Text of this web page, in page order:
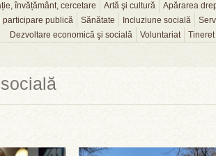
învățământ, cercetare Artă şi cultură
Apărarea
participare publică
Sănătate Incluziune socială
Dezvoltare economică şi socială
Voluntariat Tineret